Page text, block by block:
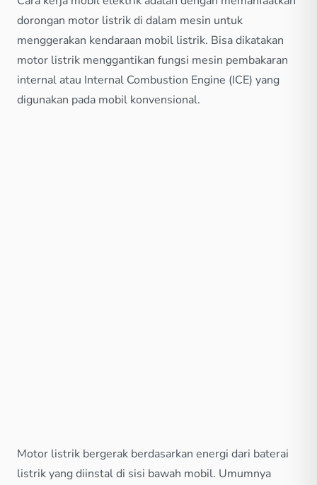
dorongan motor listrik di dalam mesin untuk
menggerakan kendaraan mobil listrik. Bisa dikatakan
motor listrik menggantikan fungsi mesin pembakaran
internal atau Internal Combustion Engine (ICE) yang
digunakan pada mobil konvensional.
Motor listrik bergerak berdasarkan energi dari baterai
listrik yang diinstal di sisi bawah mobil. Umumnya